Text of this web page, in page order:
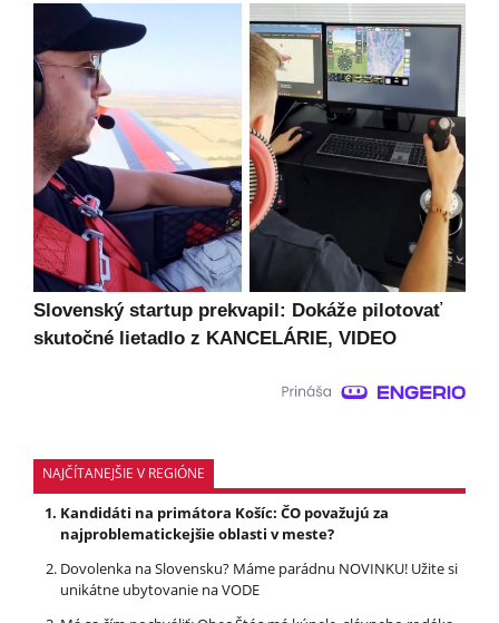
Slovenský startup prekvapil: Dokáže pilotovať
skutočné lietadlo z KANCELÁRIE, VIDEO
NAJČÍTANEJŠIE V REGIÓNE
Kandidáti na primátora Košíc: ČO považujú za
najproblematickejšie oblasti v meste?
Dovolenka na Slovensku? Máme parádnu NOVINKU! Užite si
unikátne ubytovanie na VODE